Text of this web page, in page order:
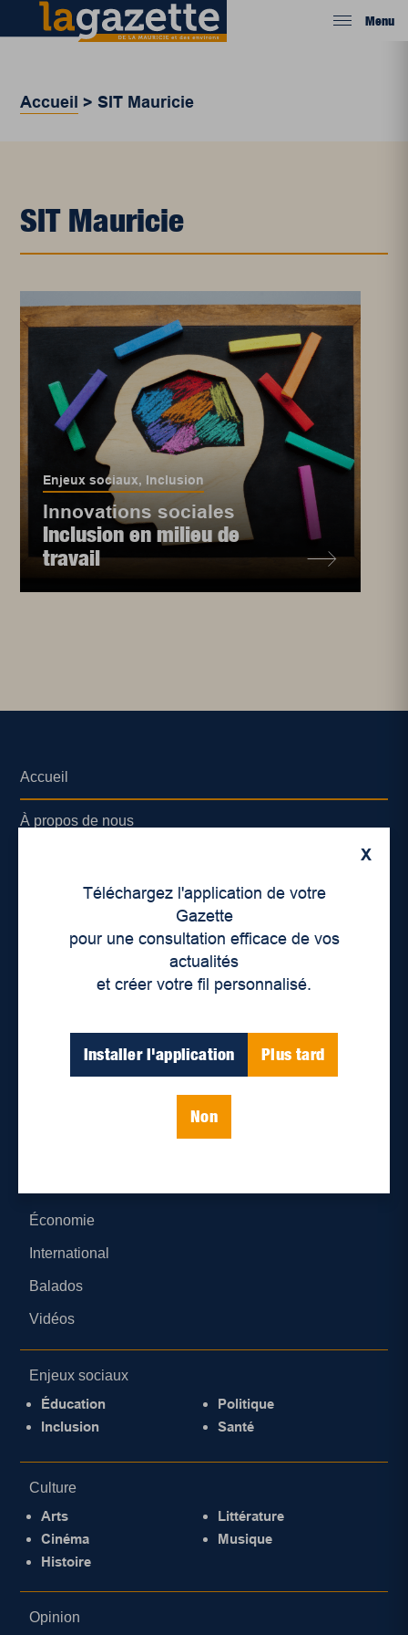
Menu
Accueil >SIT Mauricie
SIT Mauricie
Enjeux sociaux, Inclusion
Innovations sociales
Inclusion en milieu de
travail
X
Téléchargez l'application de votre
Gazette
pour une consultation efficace de vos
actualités
et créer votre fil personnalisé.
Installer l'application Plus tard
Non
Accueil
À propos de nous
Lieux de distribution
Économie
International
Balados
Vidéos
Enjeux sociaux
Éducation
Inclusion
Politique
Santé
Culture
Arts
Cinéma
Histoire
Littérature
Musique
Opinion